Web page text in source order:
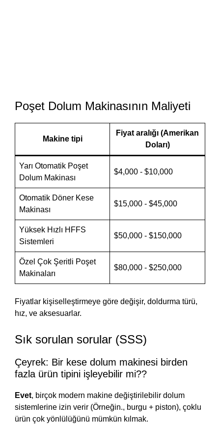
Poşet Dolum Makinasının Maliyeti
Makine tipi
Fiyat aralığı (Amerikan
Doları)
Yarı Otomatik Poşet
Dolum Makinası
$4,000 - $10,000
Otomatik Döner Kese
Makinası
$15,000 - $45,000
Yüksek Hızlı HFFS
Sistemleri
$50,000 - $150,000
Özel Çok Şeritli Poşet
Makinaları
$80,000 - $250,000
Fiyatlar kişiselleştirmeye göre değişir, doldurma türü,
hız, ve aksesuarlar.
Sık sorulan sorular (SSS)
Çeyrek: Bir kese dolum makinesi birden
fazla ürün tipini işleyebilir mi??
Evet, birçok modern makine değiştirilebilir dolum
sistemlerine izin verir (Örneğin., burgu + piston), çoklu
ürün çok yönlülüğünü mümkün kılmak.